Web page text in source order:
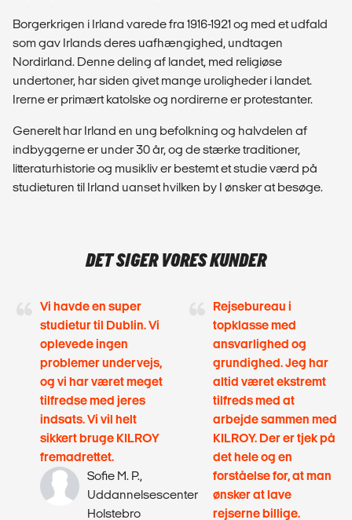
Borgerkrigen i Irland varede fra 1916-1921 og med et udfald
som gav Irlands deres uafhængighed, undtagen
Nordirland. Denne deling af landet, med religiøse
undertoner, har siden givet mange uroligheder i landet.
Irerne er primært katolske og nordirerne er protestanter.
Generelt har Irland en ung befolkning og halvdelen af
indbyggerne er under 30 år, og de stærke traditioner,
litteraturhistorie og musikliv er bestemt et studie værd på
studieturen til Irland uanset hvilken by I ønsker at besøge.
DET SIGER VORES KUNDER
Vi havde en super
studietur til Dublin. Vi
oplevede ingen
problemer undervejs,
og vi har været meget
tilfredse med jeres
indsats. Vi vil helt
sikkert bruge KILROY
fremadrettet.
Sofie M. P.,
Uddannelsescenter
Holstebro
Rejsebureau i
topklasse med
ansvarlighed og
grundighed. Jeg har
altid været ekstremt
tilfreds med at
arbejde sammen med
KILROY. Der er tjek på
det hele og en
forståelse for, at man
ønsker at lave
rejserne billige.